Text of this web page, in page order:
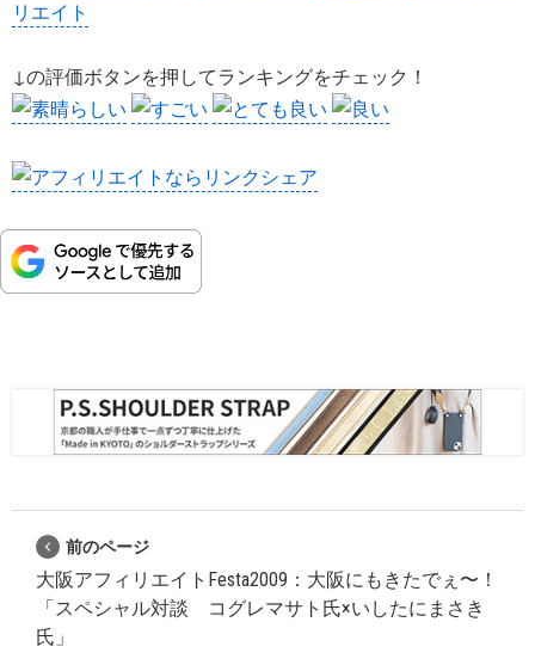
リエイト
↓の評価ボタンを押してランキングをチェック！
前のページ
大阪アフィリエイトFesta2009：大阪にもきたでぇ〜！
「スペシャル対談 コグレマサト氏×いしたにまさき
氏」